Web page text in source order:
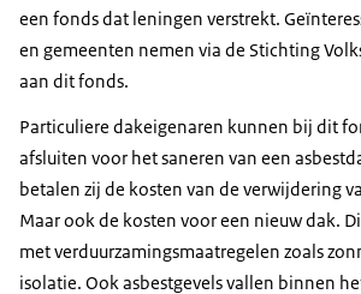
een fonds dat leningen verstrekt.
en gemeenten nemen via de Stichting
aan dit fonds.
Particuliere dakeigenaren kunnen bij dit
afsluiten voor het saneren van een
betalen zij de kosten van de verwijdering
Maar ook de kosten voor een nieuw dak.
met verduurzamingsmaatregelen zoals
isolatie. Ook asbestgevels vallen binnen